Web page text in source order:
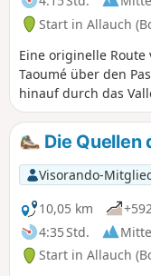
Start in Allauch
Eine originelle
Taoumé über den
hinauf durch das
Wasser gefüllten
Abstecher zur
Gewittern Wasser
kann, und auf dem
Stollen. Das Ganze
prächtigen
Nähe“)
Die Quellen
Visorando-
10,05 km
4:35 Std.
Start in Allauch